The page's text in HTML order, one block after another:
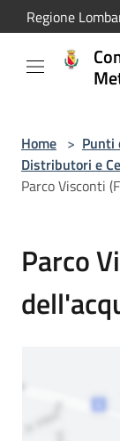
Salta al contenuto
Regione
Home > Punti
Distributori e
Parco Visconti
Parco